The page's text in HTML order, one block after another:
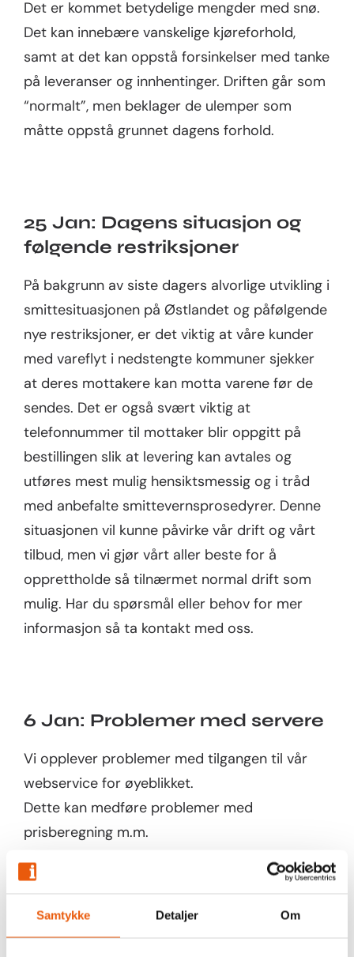
Samtykke Detaljer Om
Det er kommet betydelige mengder med snø.
Det kan innebære vanskelige kjøreforhold,
samt at det kan oppstå forsinkelser med tanke
på leveranser og innhentinger. Driften går som
“normalt”, men beklager de ulemper som
måtte oppstå grunnet dagens forhold.
25 Jan: Dagens situasjon og
følgende restriksjoner
På bakgrunn av siste dagers alvorlige utvikling i
smittesituasjonen på Østlandet og påfølgende
nye restriksjoner, er det viktig at våre kunder
med vareflyt i nedstengte kommuner sjekker
at deres mottakere kan motta varene før de
sendes. Det er også svært viktig at
telefonnummer til mottaker blir oppgitt på
bestillingen slik at levering kan avtales og
utføres mest mulig hensiktsmessig og i tråd
med anbefalte smittevernsprosedyrer. Denne
situasjonen vil kunne påvirke vår drift og vårt
tilbud, men vi gjør vårt aller beste for å
opprettholde så tilnærmet normal drift som
mulig. Har du spørsmål eller behov for mer
informasjon så ta kontakt med oss.
6 Jan: Problemer med servere
Vi opplever problemer med tilgangen til vår
webservice for øyeblikket.
Dette kan medføre problemer med
prisberegning m.m.
problemet.